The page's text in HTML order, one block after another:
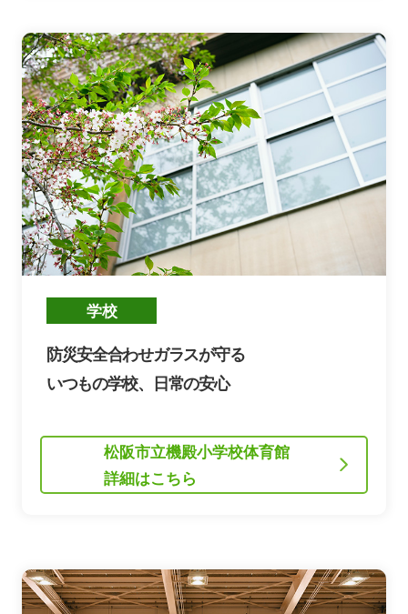
防災安全合わせガラスが守る
いつもの学校、日常の安心
松阪市立機殿小学校体育館
詳細はこちら